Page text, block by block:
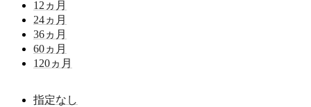
12 ヵ月
24ヵ月
36ヵ月
60ヵ月
120ヵ月
指定なし